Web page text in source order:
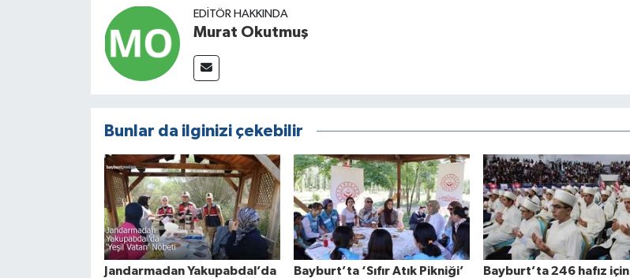
EDITÖR HAKKINDA
Murat Okutmuş
Bunlar da ilginizi çekebilir
Jandarmadan Yakupabdal’da
Bayburt’ta ‘Sıfır Atık Pikniği’
Bayburt’ta 246 hafız için